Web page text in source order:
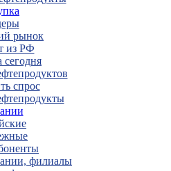
рынок
из РФ
сегодня
спрос
филиалы